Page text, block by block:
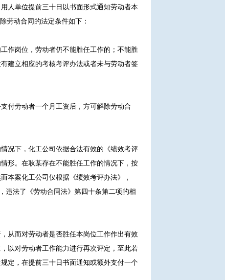
人单位提前三十日以书面形式通知劳动者本
劳动合同的法定条件如下：
作岗位，劳动者仍不能胜任工作的；不能胜
建立相应的考核考评办法或者未与劳动者签
付劳动者一个月工资后，方可解除劳动合
况下，化工公司依据合法有效的《绩效考评
形。在耿某存在不能胜任工作的情况下，按
本案化工公司仅根据《绩效考评办法》，
违法了《劳动合同法》第四十条第二项的相
从而对劳动者是否胜任本岗位工作作出有效
以对劳动者工作能力进行再次评定，至此若
定，在提前三十日书面通知或额外支付一个